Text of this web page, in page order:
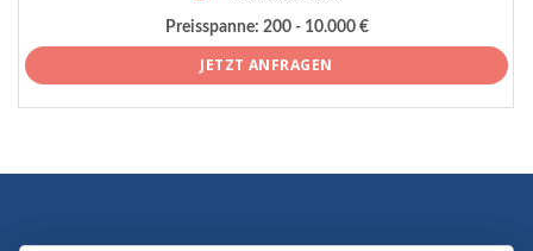
Preisspanne: 200 - 10.000 €
JETZT ANFRAGEN